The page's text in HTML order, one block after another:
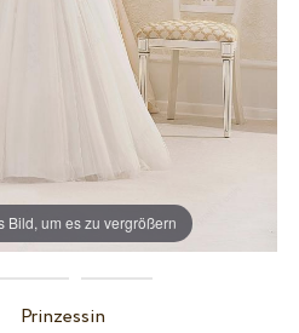
Bild, um es zu vergrößern
Prinzessin